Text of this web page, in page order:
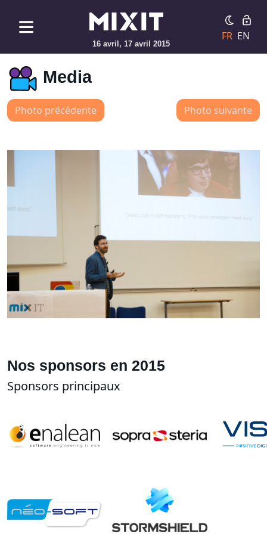
16 avril, 17 avril 2015
FR EN
Media
Photo précédente Photo suivante
Nos sponsors en 2015
Sponsors principaux